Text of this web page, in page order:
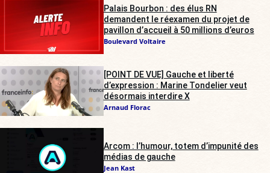
Palais Bourbon : des élus RN
demandent le réexamen du projet de
pavillon d’accueil à 50 millions d’euros
Boulevard Voltaire
[POINT DE VUE] Gauche et liberté
d’expression : Marine Tondelier veut
désormais interdire X
Arnaud Florac
Arcom : l’humour, totem d’impunité des
médias de gauche
Jean Kast